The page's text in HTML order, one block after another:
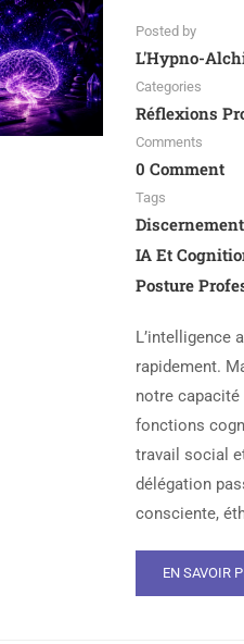
Posted by
L'Hypno-
Categories
Réflexions
Comments
0 Comment
Tags
IA Et
Posture
L’intelligence
rapidement.
notre
fonctions
travail social
délégation
consciente,
EN SAVOIR